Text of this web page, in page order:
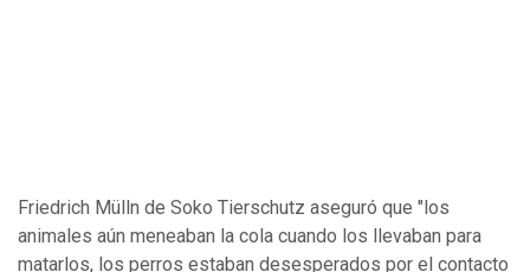
Friedrich Mülln de Soko Tierschutz aseguró que "los
animales aún meneaban la cola cuando los llevaban para
matarlos, los perros estaban desesperados por el contacto